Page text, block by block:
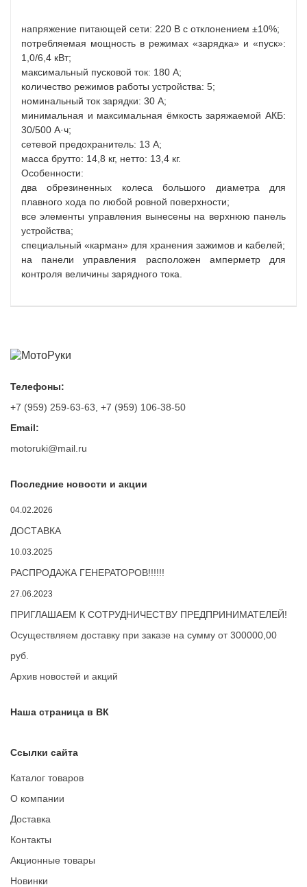
напряжение питающей сети: 220 В с отклонением ±10%;
потребляемая мощность в режимах «зарядка» и «пуск»:
1,0/6,4 кВт;
максимальный пусковой ток: 180 А;
количество режимов работы устройства: 5;
номинальный ток зарядки: 30 А;
минимальная и максимальная ёмкость заряжаемой АКБ:
30/500 А·ч;
сетевой предохранитель: 13 А;
масса брутто: 14,8 кг, нетто: 13,4 кг.
Особенности:
два обрезиненных колеса большого диаметра для
плавного хода по любой ровной поверхности;
все элементы управления вынесены на верхнюю панель
устройства;
специальный «карман» для хранения зажимов и кабелей;
на панели управления расположен амперметр для
контроля величины зарядного тока.
Телефоны:
+7 (959) 259-63-63 +7 (959) 106-38-50
Email:
motoruki@mail.ru
Последние новости и акции
04.02.2026
ДОСТАВКА
10.03.2025
РАСПРОДАЖА ГЕНЕРАТОРОВ!!!!!!
27.06.2023
ПРИГЛАШАЕМ К СОТРУДНИЧЕСТВУ ПРЕДПРИНИМАТЕЛЕЙ!
Осуществляем доставку при заказе на сумму от 300000,00
руб.
Архив новостей и акций
Наша страница в ВК
Ссылки сайта
Каталог товаров
О компании
Доставка
Контакты
Акционные товары
Новинки